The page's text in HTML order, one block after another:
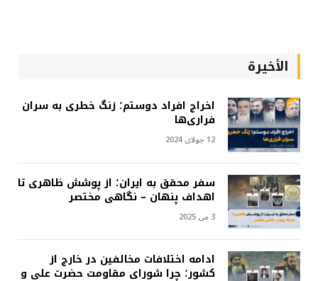
الأخيرة
اخراج افراد دوستم؛ زنگ خطری به سران
فراری‌ها
12 جولای 2024
سفر محقق به ایران؛ از پوشش ظاهری تا
اهداف پنهان – نگاهی مختصر
3 می 2025
ادامه اختلافات مخالفین در خارج از
کشور؛ چرا شورای مقاومت حضرت علی و